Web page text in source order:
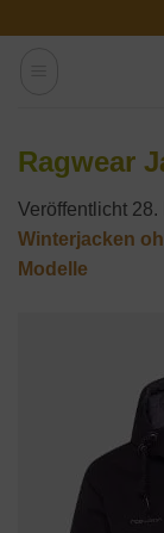
Ragwear
Veröffentlicht 28.
Winterjacken
Modelle